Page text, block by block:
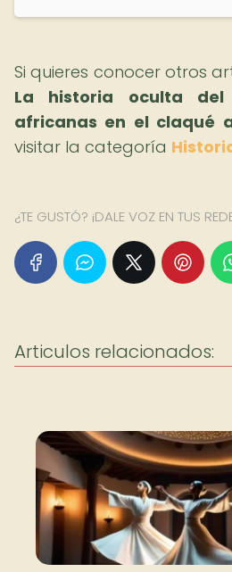
Si quieres conocer otros
La historia oculta del
africanas en el claqué
visitar la categoría
¿TE GUSTÓ? ¡DALE VOZ EN TUS
Articulos relacionados: